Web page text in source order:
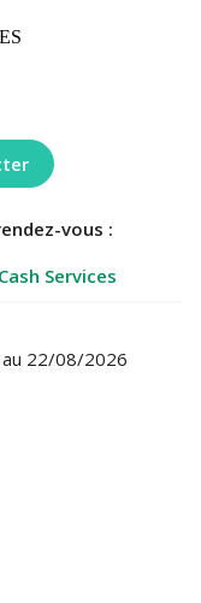
vous :
Cash Services
22/08/2026